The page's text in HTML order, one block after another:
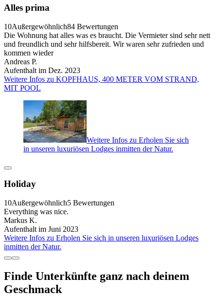
Alles prima
10Außergewöhnlich84 Bewertungen
Die Wohnung hat alles was es braucht. Die Vermieter sind sehr nett
und freundlich und sehr hilfsbereit. Wir waren sehr zufrieden und
kommen wieder
Andreas P.
Aufenthalt im Dez. 2023
Weitere Infos zu KOPFHAUS, 400 METER VOM STRAND,
MIT POOL
Weitere Infos zu Erholen Sie sich
in unseren luxuriösen Lodges inmitten der Natur.
Holiday
10Außergewöhnlich5 Bewertungen
Everything was nice.
Markus K.
Aufenthalt im Juni 2023
Weitere Infos zu Erholen Sie sich in unseren luxuriösen Lodges
inmitten der Natur.
Finde Unterkünfte ganz nach deinem
Geschmack